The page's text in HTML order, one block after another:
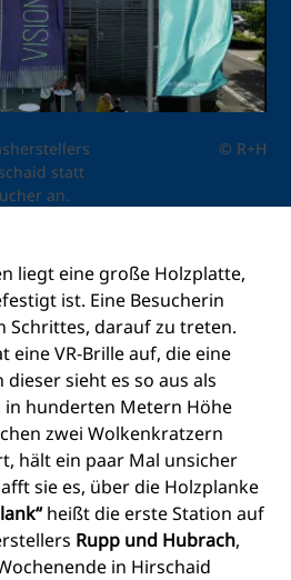
statt
an.
© R+H
liegt eine große Holzplatte,
ist. Eine Besucherin
Schrittes, darauf zu treten.
eine VR-Brille auf, die eine
sieht es so aus als
in hunderten Metern Höhe
zwei Wolkenkratzern
hält ein paar Mal unsicher
sie es, über die Holzplanke
heißt die erste Station auf
Rupp und Hubrach,
in Hirschaid